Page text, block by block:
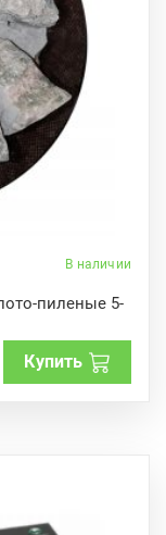
В наличии
пиленые 5-
Купить